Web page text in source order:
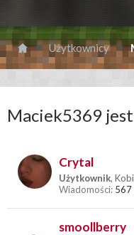
Użytkownicy
Maciek5369
Crytal
Użytkownik,
Wiadomości: 567
smoollberry